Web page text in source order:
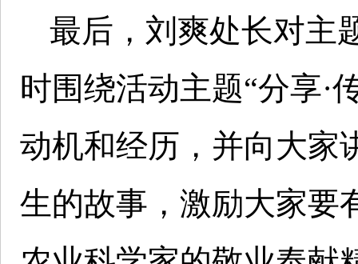
最后，刘爽处长对主
时围绕活动主题“分享·
动机和经历，并向大家
生的故事，激励大家要